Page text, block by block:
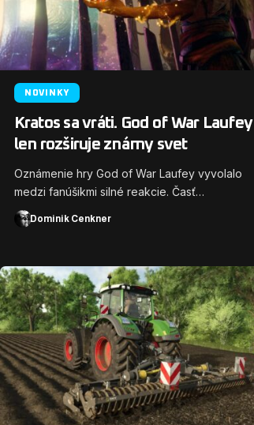
NOVINKY
Kratos sa vráti. God of War Laufey
len rozširuje známy svet
Oznámenie hry God of War Laufey vyvolalo
medzi fanúšikmi silné reakcie. Časť…
Dominik Cenkner